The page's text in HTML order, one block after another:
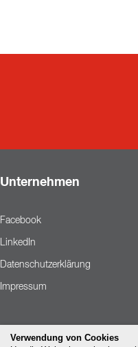
Unternehmen
Facebook
LinkedIn
Datenschutzerklärung
Impressum
Verwendung von Cookies